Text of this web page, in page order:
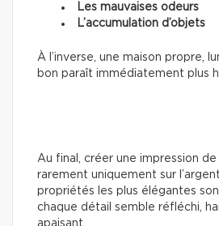
Les mauvaises odeurs
L’accumulation d’objets
À l’inverse, une maison propre,
bon paraît immédiatement plus
Au final, créer une impression
rarement uniquement sur
propriétés les plus élégantes
chaque détail semble réfléchi,
apaisant.